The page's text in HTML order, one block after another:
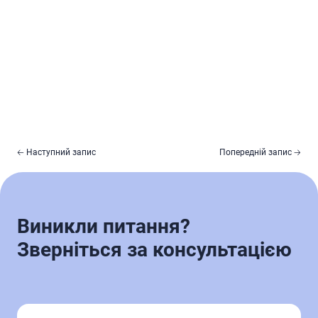
🡠 Наступний запис Попередній запис 🡢
Виникли питання?
Зверніться за консультацією